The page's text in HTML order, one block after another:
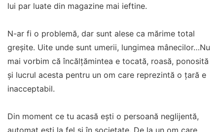
lui par luate din magazine mai ieftine.
N-ar fi o problemă, dar sunt alese ca mărime total
greșite. Uite unde sunt umerii, lungimea mânecilor…Nu
mai vorbim că încălțămintea e tocată, roasă, ponosită
și lucrul acesta pentru un om care reprezintă o țară e
inacceptabil.
Din moment ce tu acasă ești o persoană neglijentă,
automat ești la fel și în societate. De la un om care